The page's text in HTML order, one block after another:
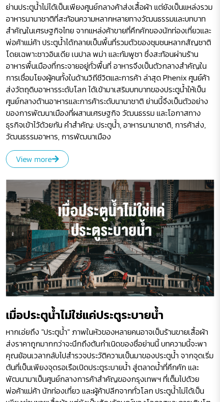
ย่านประตูน้ำไม่ได้เป็นเพียงศูนย์กลางค้าส่งเสื้อผ้า แต่ยังเป็นแหล่งรวม
อาหารนานาชาติที่สะท้อนความหลากหลายทางวัฒนธรรมและบทบาท
สำคัญในเศรษฐกิจไทย จากแหล่งค้าขายที่คึกคักของนักท่องเที่ยวและ
พ่อค้าแม่ค้า ประตูน้ำได้กลายเป็นพื้นที่รวมตัวของชุมชนหลากสัญชาติ
โดยเฉพาะชาวอินเดีย เนปาล พม่า และกัมพูชา ซึ่งสะท้อนผ่านร้าน
อาหารพื้นเมืองที่กระจายอยู่ทั่วพื้นที่ อาหารจึงเป็นตัวกลางสำคัญใน
การเชื่อมโยงผู้คนทั้งในด้านวิถีชีวิตและการค้า ล่าสุด Phenix ศูนย์ค้า
ส่งวัตถุดิบอาหารระดับโลก ได้เข้ามาเสริมบทบาทของประตูน้ำให้เป็น
ศูนย์กลางด้านอาหารและการค้าระดับนานาชาติ ย่านนี้จึงเป็นตัวอย่าง
ของการพัฒนาเมืองที่ผสานเศรษฐกิจ วัฒนธรรม และโอกาสทาง
ธุรกิจเข้าไว้ด้วยกัน คำสำคัญ: ประตูน้ำ, อาหารนานาชาติ, การค้าส่ง,
วัฒนธรรมอาหาร, การพัฒนาเมือง
View more
เมื่อประตูน้ำไม่ใช่แค่ประตูระบายน้ำ
หากเอ่ยถึง "ประตูน้ำ" ภาพในหัวของหลายคนอาจเป็นร้านขายเสื้อผ้า
ส่งราคาถูกมากกว่าจะนึกถึงต้นกำเนิดของชื่อย่านนี้ บทความนี้จะพา
คุณย้อนเวลากลับไปสำรวจประวัติความเป็นมาของประตูน้ำ จากจุดเริ่ม
ต้นที่เป็นเพียงจุดรอเรือเปิดประตูระบายน้ำ สู่ตลาดน้ำที่คึกคัก และ
พัฒนามาเป็นศูนย์กลางการค้าสำคัญของกรุงเทพฯ ที่เต็มไปด้วย
พ่อค้าแม่ค้า นักท่องเที่ยว และผู้ค้าปลีกจากทั่วโลก ประตูน้ำไม่ได้เป็น